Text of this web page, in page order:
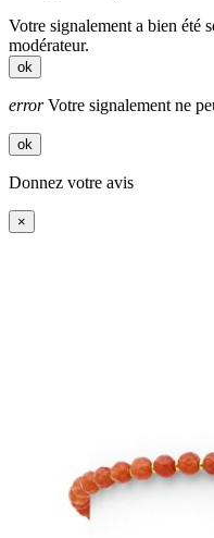
Votre signalement a bien été
modérateur.
ok
errorVotre signalement ne
ok
Donnez votre avis
×